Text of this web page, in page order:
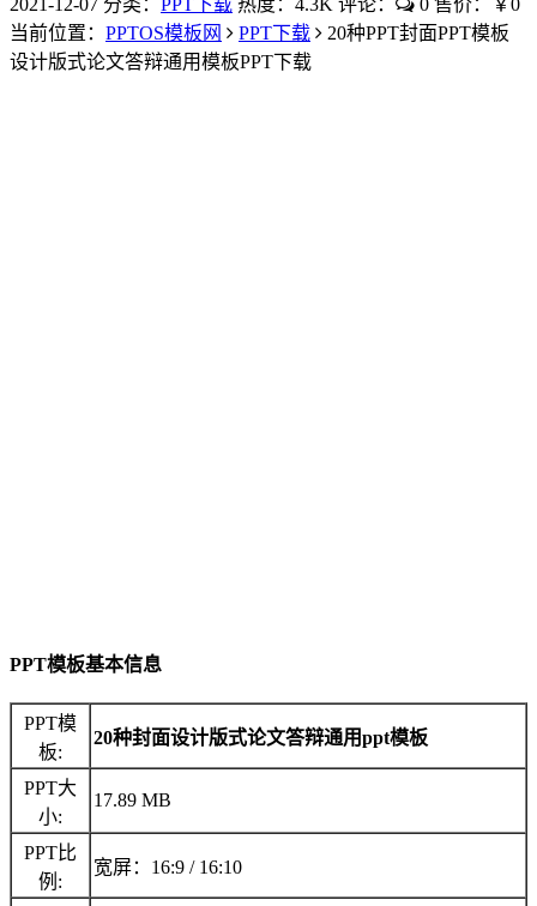
当前位置： PPTOS模板网 PPT下载
20种PPT封面PPT模板
设计版式论文答辩通用模板PPT下载
PPT模板基本信息
PPT模
板:
20种封面设计版式论文答辩通用ppt模板
PPT大
小:
17.89 MB
PPT比
例:
宽屏：16:9 / 16:10